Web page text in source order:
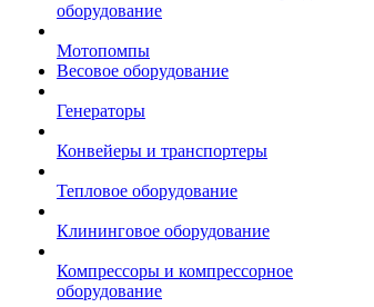
оборудование
Мотопомпы
Весовое оборудование
Генераторы
Конвейеры и транспортеры
Тепловое оборудование
Клининговое оборудование
Компрессоры и компрессорное
оборудование